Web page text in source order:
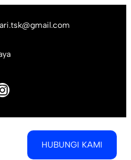
HUBUNGI KAMI